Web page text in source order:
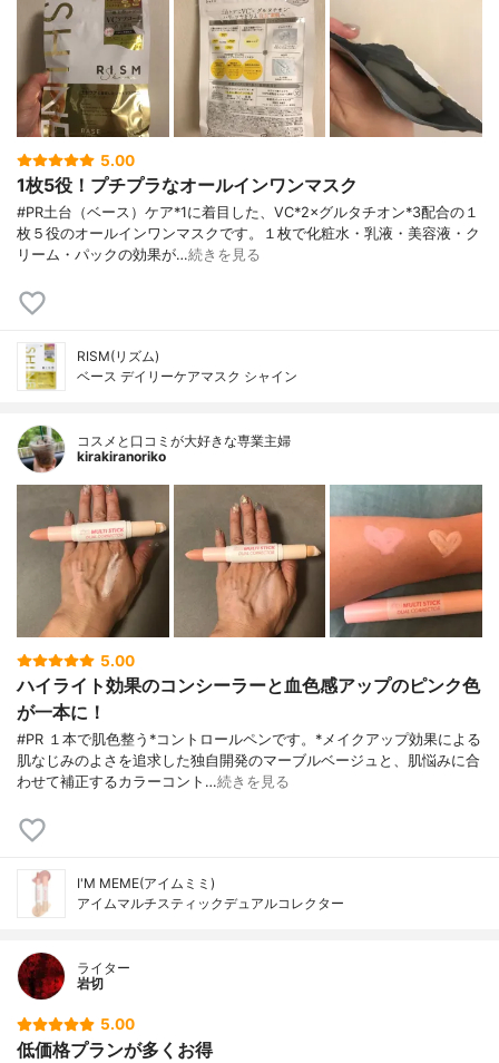
5.00
1枚5役！プチプラなオールインワンマスク
#PR土台（ベース）ケア*1に着目した、VC*2×グルタチオン*3配合の１
枚５役のオールインワンマスクです。１枚で化粧水・乳液・美容液・ク
リーム・パックの効果が…続きを見る
RISM(リズム)
ベース デイリーケアマスク シャイン
コスメと口コミが大好きな専業主婦
kirakiranoriko
5.00
ハイライト効果のコンシーラーと血色感アップのピンク色
が一本に！
#PR １本で肌色整う*コントロールペンです。*メイクアップ効果による
肌なじみのよさを追求した独自開発のマーブルベージュと、肌悩みに合
わせて補正するカラーコント…続きを見る
I'M MEME(アイムミミ)
アイムマルチスティックデュアルコレクター
ライター
岩切
5.00
低価格プランが多くお得